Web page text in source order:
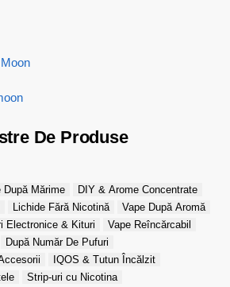
De Produse
După Mărime
DIY & Arome Concentrate
Lichide Fără Nicotină
Vape După Aromă
Electronice & Kituri
Vape Reîncărcabil
După Număr De Pufuri
IQOS & Tutun Încălzit
Strip-uri cu Nicotina